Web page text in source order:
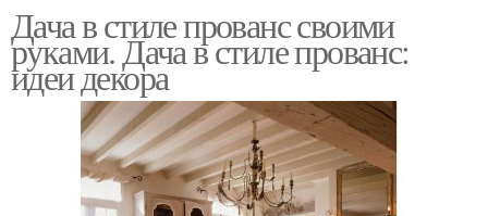
Дача в стиле прованс своими
руками. Дача в стиле прованс:
идеи декора